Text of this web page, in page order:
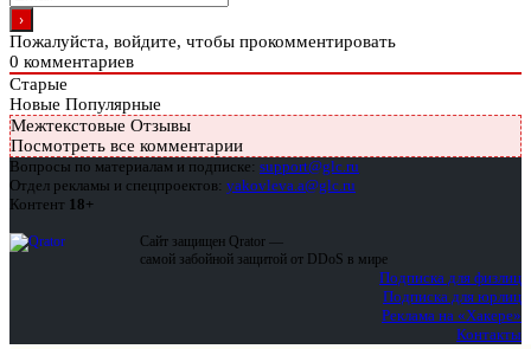
Пожалуйста, войдите, чтобы прокомментировать
0 комментариев
Старые
Новые Популярные
Межтекстовые Отзывы
Посмотреть все комментарии
Вопросы по материалам и подписке: support@glc.ru
Отдел рекламы и спецпроектов: yakovleva.a@glc.ru
Контент 18+
Сайт защищен Qrator —
самой забойной защитой от DDoS в мире
Подписка для физлиц
Подписка для юрлиц
Реклама на «Хакере»
Контакты